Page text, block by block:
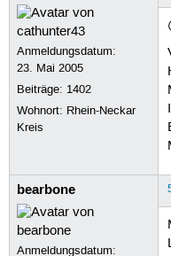
Anmeldungsdatum:
23. Mai 2005
Beiträge: 1402
Wohnort: Rhein-Neckar
Kreis
bearbone
Anmeldungsdatum: